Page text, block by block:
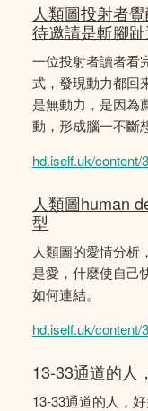
人類圖投射者
待邀請是斬腳
一位投射者讀者看
式，發現動力都回
是無動力，是因為
動，形成腦一不斷
hd.iself.uk/content/
人類圖human
型
人類圖的愛情分析
是愛，什麼使自己
如何連結。
hd.iself.uk/content/
13-33通道的人
13-33通道的人，